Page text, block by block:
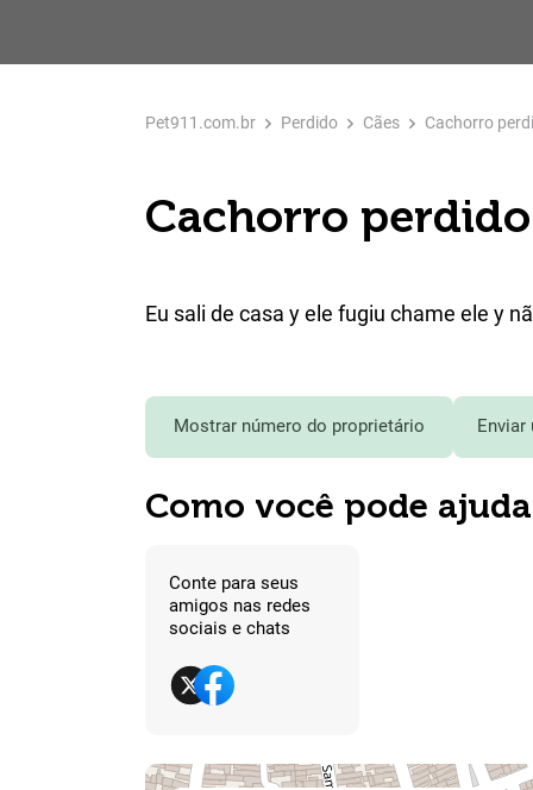
Pet911.com.br Perdido Cães Cachorro
Cachorro
Eu sali de casa y ele fugiu chame ele y
Mostrar número do proprietário Enviar
Como você pode
Conte para seus
amigos nas redes
sociais e chats